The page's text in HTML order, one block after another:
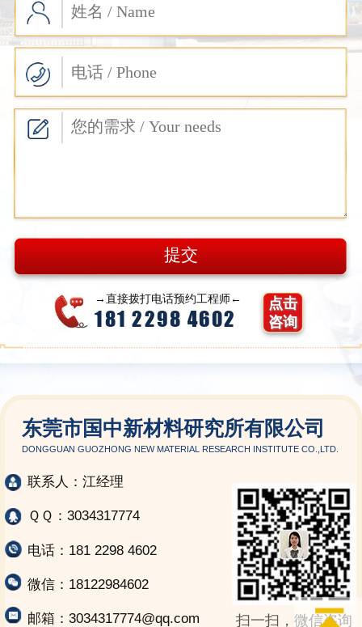
→直接拨打电话预约工程师←
181 2298 4602
点击
咨询
东莞市国中新材料研究所有限公司
DONGGUAN GUOZHONG NEW MATERIAL RESEARCH INSTITUTE CO.,LTD.
联系人：江经理
ＱＱ：3034317774
电话：181 2298 4602
微信：18122984602
邮箱：3034317774@qq.com 扫一扫，微信咨询